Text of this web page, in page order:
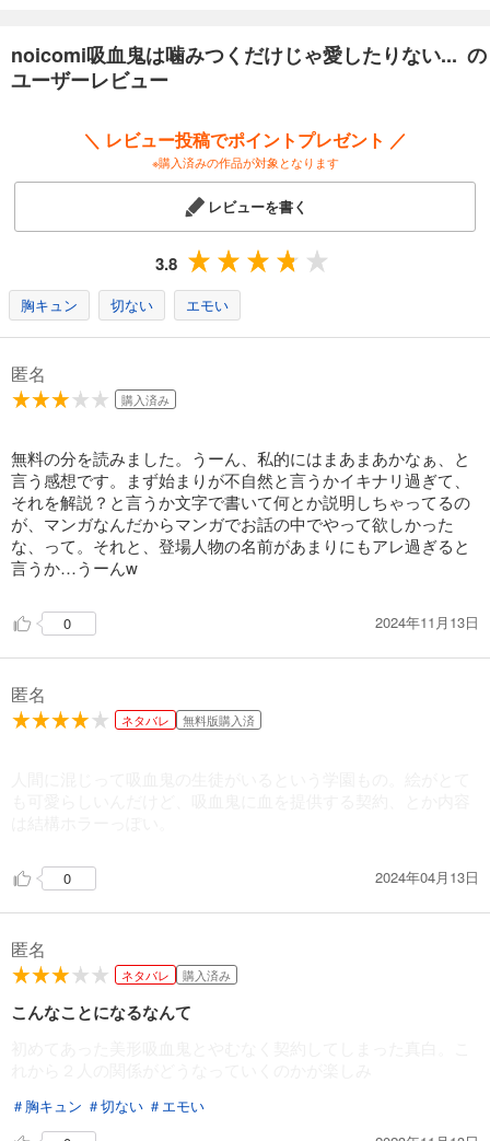
完結
110円 (税込)
あらすじを表示する
132
noicomi吸血鬼は噛みつくだけじゃ愛したりない～キスより甘い溺愛契約～15巻
132円 (税込)
完結
カート
noicomi吸血鬼は噛みつくだけじゃ愛したりない... の
ユーザーレビュー
＼ レビュー投稿でポイントプレゼント ／
※購入済みの作品が対象となります
レビューを書く
3.8
胸キュン 切ない エモい
匿名
購入済み
無料の分を読みました。うーん、私的にはまあまあかなぁ、と
言う感想です。まず始まりが不自然と言うかイキナリ過ぎて、
それを解説？と言うか文字で書いて何とか説明しちゃってるの
が、マンガなんだからマンガでお話の中でやって欲しかった
な、って。それと、登場人物の名前があまりにもアレ過ぎると
言うか…うーんw
0 2024年11月13日
匿名
ネタバレ 無料版購入済
0 2024年04月13日
匿名
ネタバレ 購入済み
こんなことになるなんて
＃胸キュン ＃切ない ＃エモい